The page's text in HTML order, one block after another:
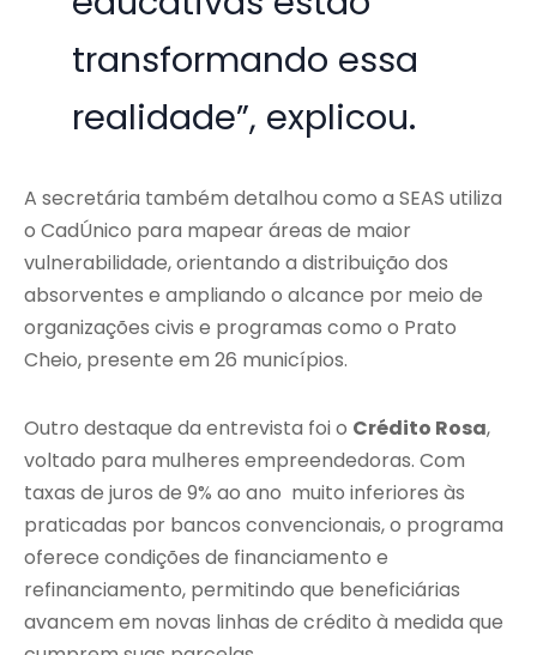
transformando essa
realidade”, explicou.
A secretária também detalhou como a SEAS utiliza
o CadÚnico para mapear áreas de maior
vulnerabilidade, orientando a distribuição dos
absorventes e ampliando o alcance por meio de
organizações civis e programas como o Prato
Cheio, presente em 26 municípios.
Outro destaque da entrevista foi o Crédito Rosa,
voltado para mulheres empreendedoras. Com
taxas de juros de 9% ao ano muito inferiores às
praticadas por bancos convencionais, o programa
oferece condições de financiamento e
refinanciamento, permitindo que beneficiárias
avancem em novas linhas de crédito à medida que